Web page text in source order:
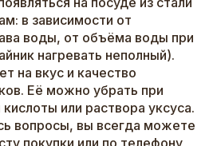
в зависимости от
воды, от объёма воды при
нагревать неполный).
на вкус и качество
Её можно убрать при
или раствора уксуса.
вопросы, вы всегда можете
покупки или по телефону